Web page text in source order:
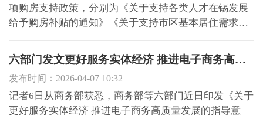
项购房支持政策，分别为《关于支持各类人才在锡发展
给予购房补贴的通知》《关于支持市区基本居住需求家
住需求家庭改善住房条件，进一步释放住房消费潜力。
《关于支持各类人才在锡发展给予购房补贴的通知》明
确，补贴标...
六部门发文更好服务实体经济 推进电子商务高质量发展
发布时间：2026-04-07 10:32
记者6日从商务部获悉，商务部等六部门近日印发《关于
更好服务实体经济 推进电子商务高质量发展的指导意